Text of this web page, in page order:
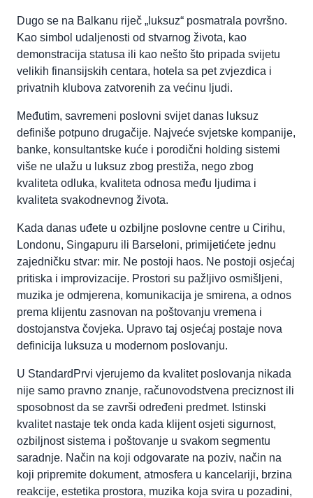
Dugo se na Balkanu riječ „luksuz“ posmatrala površno.
Kao simbol udaljenosti od stvarnog života, kao
demonstracija statusa ili kao nešto što pripada svijetu
velikih finansijskih centara, hotela sa pet zvjezdica i
privatnih klubova zatvorenih za većinu ljudi.
Međutim, savremeni poslovni svijet danas luksuz
definiše potpuno drugačije. Najveće svjetske kompanije,
banke, konsultantske kuće i porodični holding sistemi
više ne ulažu u luksuz zbog prestiža, nego zbog
kvaliteta odluka, kvaliteta odnosa među ljudima i
kvaliteta svakodnevnog života.
Kada danas uđete u ozbiljne poslovne centre u Cirihu,
Londonu, Singapuru ili Barseloni, primijetićete jednu
zajedničku stvar: mir. Ne postoji haos. Ne postoji osjećaj
pritiska i improvizacije. Prostori su pažljivo osmišljeni,
muzika je odmjerena, komunikacija je smirena, a odnos
prema klijentu zasnovan na poštovanju vremena i
dostojanstva čovjeka. Upravo taj osjećaj postaje nova
definicija luksuza u modernom poslovanju.
U StandardPrvi vjerujemo da kvalitet poslovanja nikada
nije samo pravno znanje, računovodstvena preciznost ili
sposobnost da se završi određeni predmet. Istinski
kvalitet nastaje tek onda kada klijent osjeti sigurnost,
ozbiljnost sistema i poštovanje u svakom segmentu
saradnje. Način na koji odgovarate na poziv, način na
koji pripremite dokument, atmosfera u kancelariji, brzina
reakcije, estetika prostora, muzika koja svira u pozadini,